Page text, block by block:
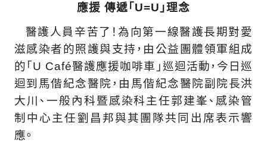
應援 傳遞「U=U」理念
醫護人員辛苦了！為向第一線醫護長期對愛
滋感染者的照護與支持，由公益團體領軍組成
的「U Café醫護應援咖啡車」巡迴活動，今日巡
迴到馬偕紀念醫院，由馬偕紀念醫院副院長洪
大川、一般內科暨感染科主任郭建峯、感染管
制中心主任劉昌邦與其團隊共同出席表示響
應。